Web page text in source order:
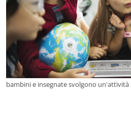
bambini e insegnate svolgono un'attività